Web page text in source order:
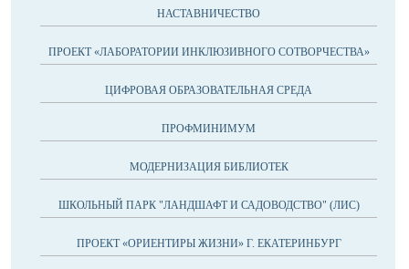
НАСТАВНИЧЕСТВО
ПРОЕКТ «ЛАБОРАТОРИИ ИНКЛЮЗИВНОГО СОТВОРЧЕСТВА»
ЦИФРОВАЯ ОБРАЗОВАТЕЛЬНАЯ СРЕДА
ПРОФМИНИМУМ
МОДЕРНИЗАЦИЯ БИБЛИОТЕК
ШКОЛЬНЫЙ ПАРК "ЛАНДШАФТ И САДОВОДСТВО" (ЛИС)
ПРОЕКТ «ОРИЕНТИРЫ ЖИЗНИ» Г. ЕКАТЕРИНБУРГ